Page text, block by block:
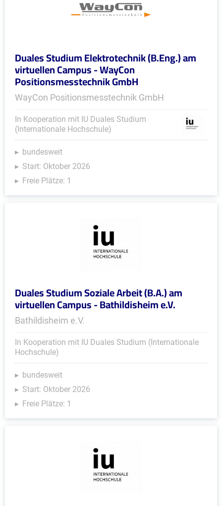
Duales Studium Elektrotechnik (B.Eng.) am
virtuellen Campus - WayCon
Positionsmesstechnik GmbH
WayCon Positionsmesstechnik GmbH
In Kooperation mit IU Duales Studium
(Internationale Hochschule)
bundesweit
Start: Oktober 2026
Freie Plätze: 1
Duales Studium Soziale Arbeit (B.A.) am
virtuellen Campus - Bathildisheim e.V.
Bathildisheim e.V.
In Kooperation mit IU Duales Studium (Internationale
Hochschule)
bundesweit
Start: Oktober 2026
Freie Plätze: 1